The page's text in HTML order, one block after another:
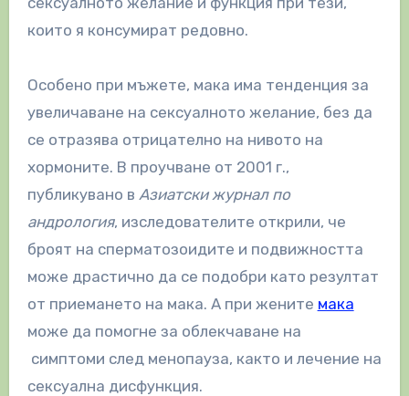
които я консумират редовно.
Особено при мъжете, мака има тенденция за
увеличаване на сексуалното желание, без да
се отразява отрицателно на нивото на
хормоните. В проучване от 2001 г.,
публикувано в Азиатски журнал по
андрология, изследователите открили, че
броят на сперматозоидите и подвижността
може драстично да се подобри като резултат
от приемането на мака. А при жените мака
може да помогне за облекчаване на
симптоми след менопауза, както и лечение на
сексуална дисфункция.